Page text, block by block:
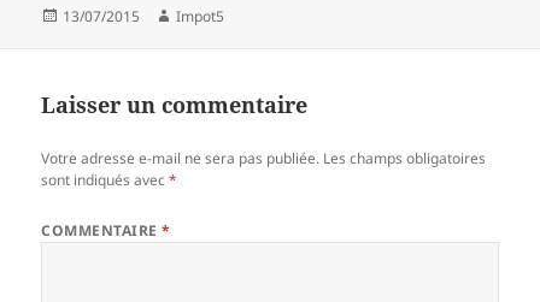
Publié
13/07/2015 Auteur
Impot5
Laisser un commentaire
Votre adresse e-mail ne sera pas publiée. Les champs obligatoires
sont indiqués avec*
COMMENTAIRE*